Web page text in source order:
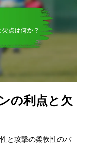
の利点と欠
と攻撃の柔軟性のバ